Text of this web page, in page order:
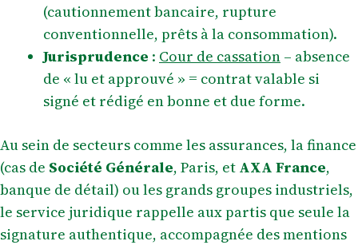
(cautionnement bancaire, rupture
conventionnelle, prêts à la consommation).
Jurisprudence : Cour de cassation – absence
de « lu et approuvé » = contrat valable si
signé et rédigé en bonne et due forme.
Au sein de secteurs comme les assurances, la finance
(cas de Société Générale, Paris, et AXA France,
banque de détail) ou les grands groupes industriels,
le service juridique rappelle aux partis que seule la
signature authentique, accompagnée des mentions